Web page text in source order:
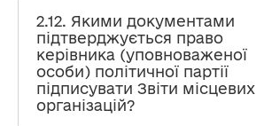
2.12. Якими документами
підтверджується право
керівника (уповноваженої
особи) політичної партії
підписувати Звіти місцевих
організацій?